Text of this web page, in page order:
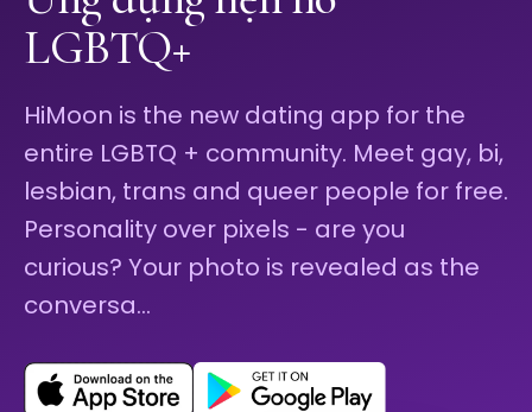
LGBTQ+
HiMoon is the new dating app for the
entire LGBTQ + community. Meet gay, bi,
lesbian, trans and queer people for free.
Personality over pixels - are you
curious? Your photo is revealed as the
conversa…